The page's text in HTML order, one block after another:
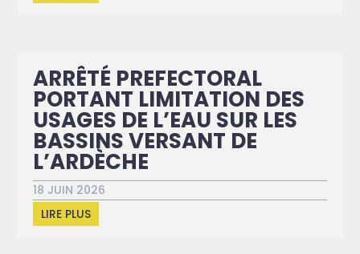
ARRÊTÉ PREFECTORAL
PORTANT LIMITATION DES
USAGES DE L’EAU SUR LES
BASSINS VERSANT DE
L’ARDÈCHE
18 JUIN 2026
LIRE PLUS